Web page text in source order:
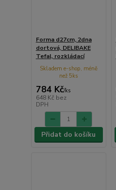
Forma d27cm, 2dna
dortová, DELIBAKE
Tefal, rozkládací
784 Kč/ks
648 Kč bez
DPH
Skladem e-shop, méně
než 5ks
Přidat do košíku